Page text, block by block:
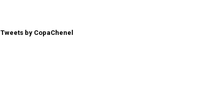
Tweets by CopaChenel